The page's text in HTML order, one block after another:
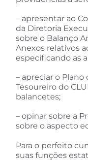
– apresentar ao
da Diretoria
sobre o Balanço
Anexos relativos
especificando as
– apreciar o
Tesoureiro do
balancetes;
– opinar sobre a
sobre o aspecto
Para o perfeito
suas funções